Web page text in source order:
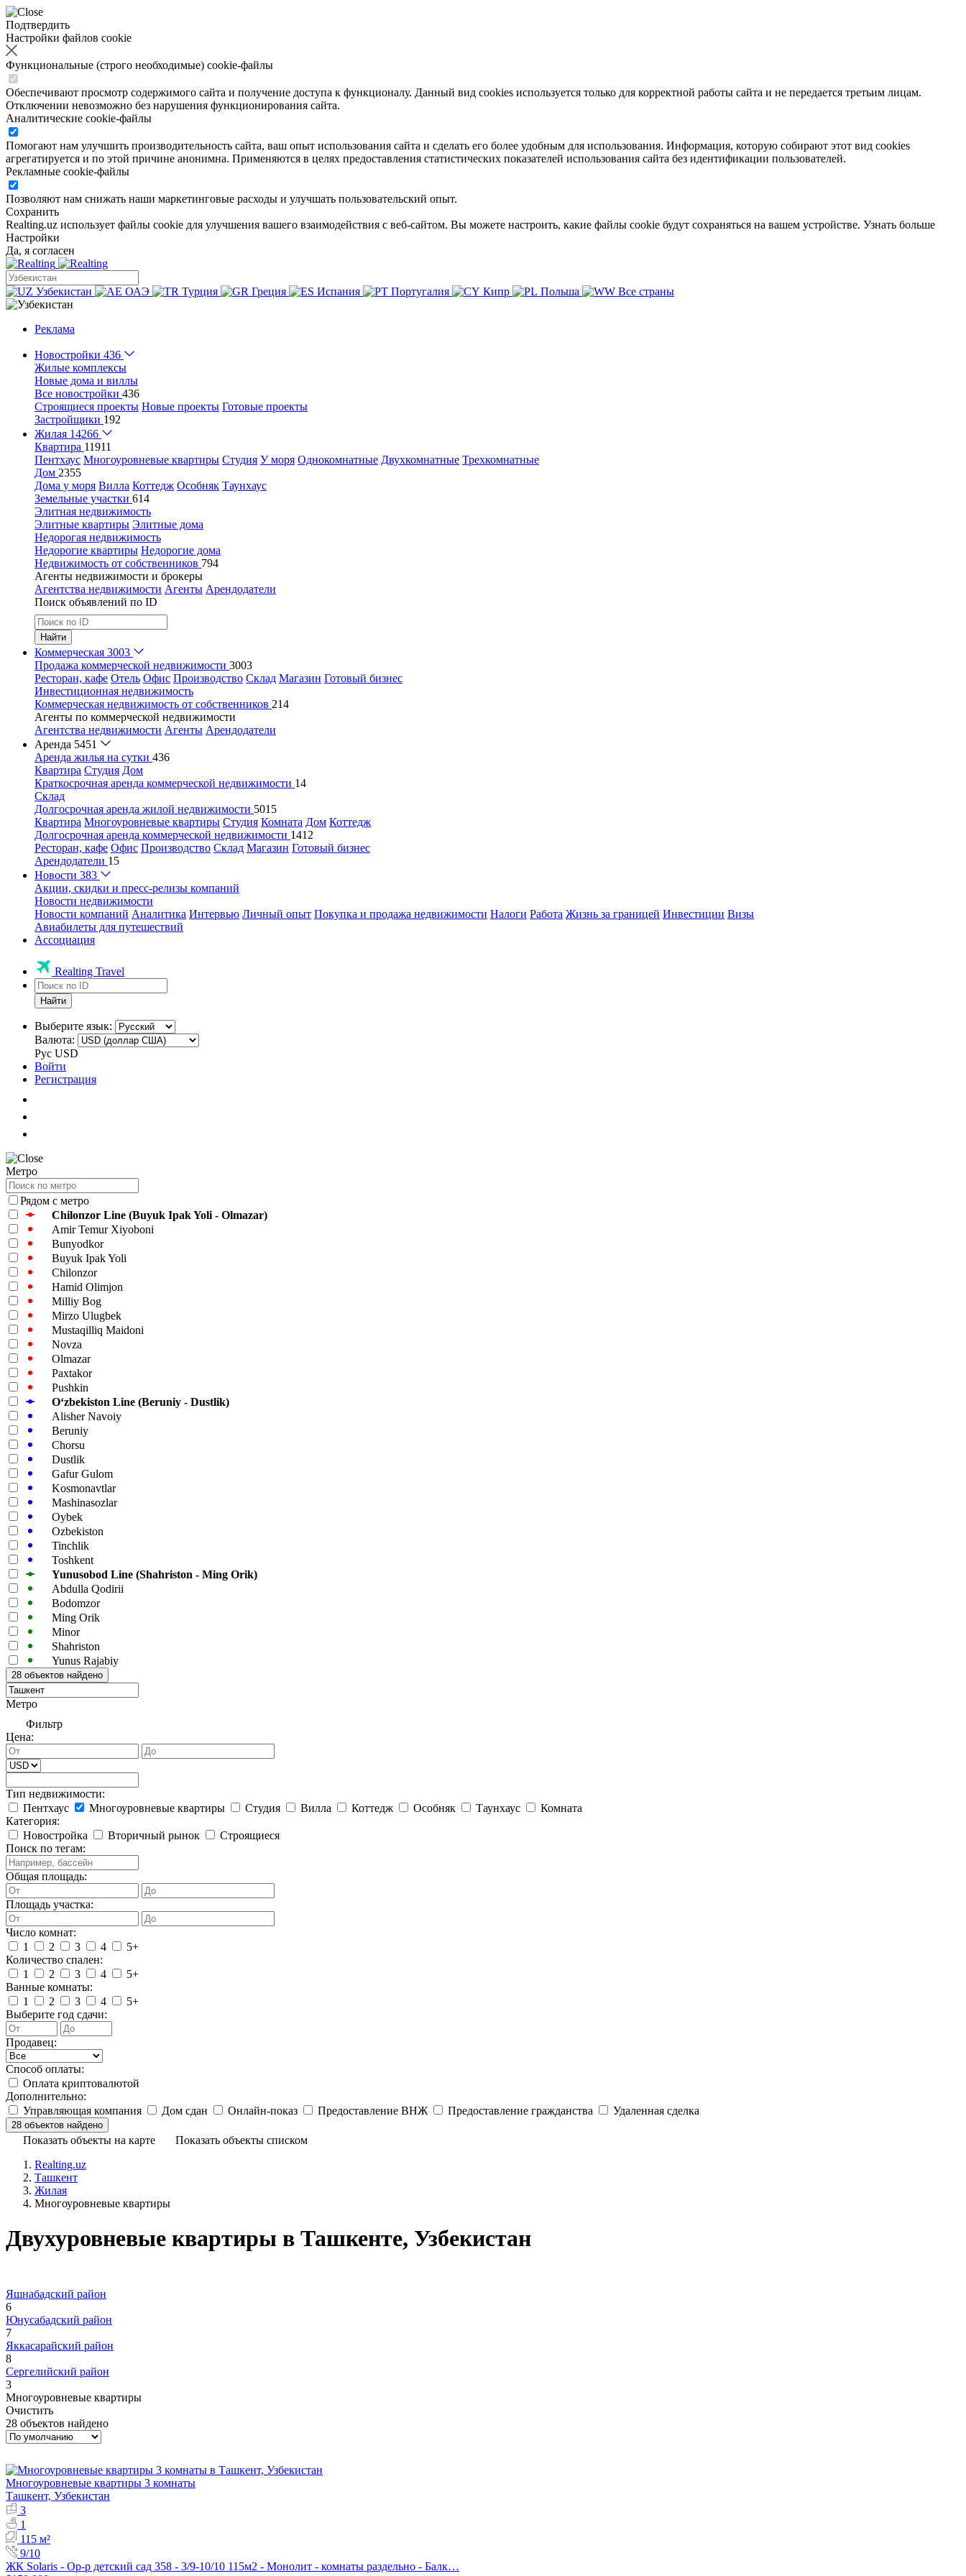
Подтвердить
Настройки файлов cookie
Функциональные (строго необходимые) cookie-файлы
Обеспечивают просмотр содержимого сайта и получение доступа к функционалу. Данный вид cookies используется только для корректной работы сайта и не передается третьим лицам.
Отключении невозможно без нарушения функционирования сайта.
Аналитические cookie-файлы
Помогают нам улучшить производительность сайта, ваш опыт использования сайта и сделать его более удобным для использования. Информация, которую собирают этот вид cookies
агрегатируется и по этой причине анонимна. Применяются в целях предоставления статистических показателей использования сайта без идентификации пользователей.
Рекламные cookie-файлы
Позволяют нам снижать наши маркетинговые расходы и улучшать пользовательский опыт.
Сохранить
Realting.uz использует файлы cookie для улучшения вашего взаимодействия с веб-сайтом. Вы можете настроить, какие файлы cookie будут сохраняться на вашем устройстве. Узнать больше
Настройки
Да, я согласен
Узбекистан ОАЭ Турция Греция Испания Португалия Кипр Польша Все страны
Реклама
Новостройки 436
Жилые комплексы
Новые дома и виллы
Все новостройки 436
Строящиеся проекты Новые проекты Готовые проекты
Застройщики 192
Жилая 14266
Квартира 11911
Пентхаус Многоуровневые квартиры Студия У моря Однокомнатные Двухкомнатные Трехкомнатные
Дом 2355
Дома у моря Вилла Коттедж Особняк Таунхаус
Земельные участки 614
Элитная недвижимость
Элитные квартиры Элитные дома
Недорогая недвижимость
Недорогие квартиры Недорогие дома
Недвижимость от собственников 794
Агенты недвижимости и брокеры
Агентства недвижимости Агенты Арендодатели
Поиск объявлений по ID
Найти
Коммерческая 3003
Продажа коммерческой недвижимости 3003
Ресторан, кафе Отель Офис Производство Склад Магазин Готовый бизнес
Инвестиционная недвижимость
Коммерческая недвижимость от собственников 214
Агенты по коммерческой недвижимости
Агентства недвижимости Агенты Арендодатели
Аренда 5451
Аренда жилья на сутки 436
Квартира Студия Дом
Краткосрочная аренда коммерческой недвижимости 14
Склад
Долгосрочная аренда жилой недвижимости 5015
Квартира Многоуровневые квартиры Студия Комната Дом Коттедж
Долгосрочная аренда коммерческой недвижимости 1412
Ресторан, кафе Офис Производство Склад Магазин Готовый бизнес
Арендодатели 15
Новости 383
Акции, скидки и пресс-релизы компаний
Новости недвижимости
Новости компаний Аналитика Интервью Личный опыт Покупка и продажа недвижимости Налоги Работа Жизнь за границей Инвестиции Визы
Авиабилеты для путешествий
Ассоциация
Realting Travel
Найти
Выберите язык:
Валюта:
Рус USD
Войти
Регистрация
Метро
Рядом с метро
Chilonzor Line (Buyuk Ipak Yoli - Olmazar)
Amir Temur Xiyoboni
Bunyodkor
Buyuk Ipak Yoli
Chilonzor
Hamid Olimjon
Milliy Bog
Mirzo Ulugbek
Mustaqilliq Maidoni
Novza
Olmazar
Paxtakor
Pushkin
Oʻzbekiston Line (Beruniy - Dustlik)
Alisher Navoiy
Beruniy
Chorsu
Dustlik
Gafur Gulom
Kosmonavtlar
Mashinasozlar
Oybek
Ozbekiston
Tinchlik
Toshkent
Yunusobod Line (Shahriston - Ming Orik)
Abdulla Qodirii
Bodomzor
Ming Orik
Minor
Shahriston
Yunus Rajabiy
Метро
Фильтр
Цена:
Тип недвижимости:
Пентхаус
Многоуровневые квартиры Студия Вилла Коттедж Особняк Таунхаус
Комната
Категория:
Новостройка
Вторичный рынок
Строящиеся
Поиск по тегам:
Общая площадь:
Площадь участка:
Число комнат:
1
2 3 4
5+
Количество спален:
1
2 3 4
5+
Ванные комнаты:
1
2 3 4
5+
Выберите год сдачи:
Продавец:
Способ оплаты:
Оплата криптовалютой
Дополнительно:
Управляющая компания
Дом сдан Онлайн-показ Предоставление ВНЖ Предоставление гражданства Удаленная сделка
Показать объекты на карте
Показать объекты списком
Realting.uz
Ташкент
Жилая
Многоуровневые квартиры
Двухуровневые квартиры в Ташкенте, Узбекистан
Яшнабадский район
6
Юнусабадский район
7
Яккасарайский район
8
Сергелийский район
3
Многоуровневые квартиры
Очистить
28 объектов найдено
Многоуровневые квартиры 3 комнаты
Ташкент, Узбекистан
3
1
115 м²
9/10
ЖК Solaris - Ор-р детский сад 358 - 3/9-10/10 115м2 - Монолит - комнаты раздельно - Балк…